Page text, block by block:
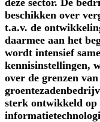
beschikken over
t.a.v. de
daarmee aan het
wordt intensief
kennisinstellingen,
over de grenzen
sterk ontwikkeld op